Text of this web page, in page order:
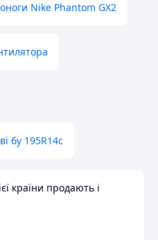
Nike Phantom GX2
бу 195R14c
країни продають і